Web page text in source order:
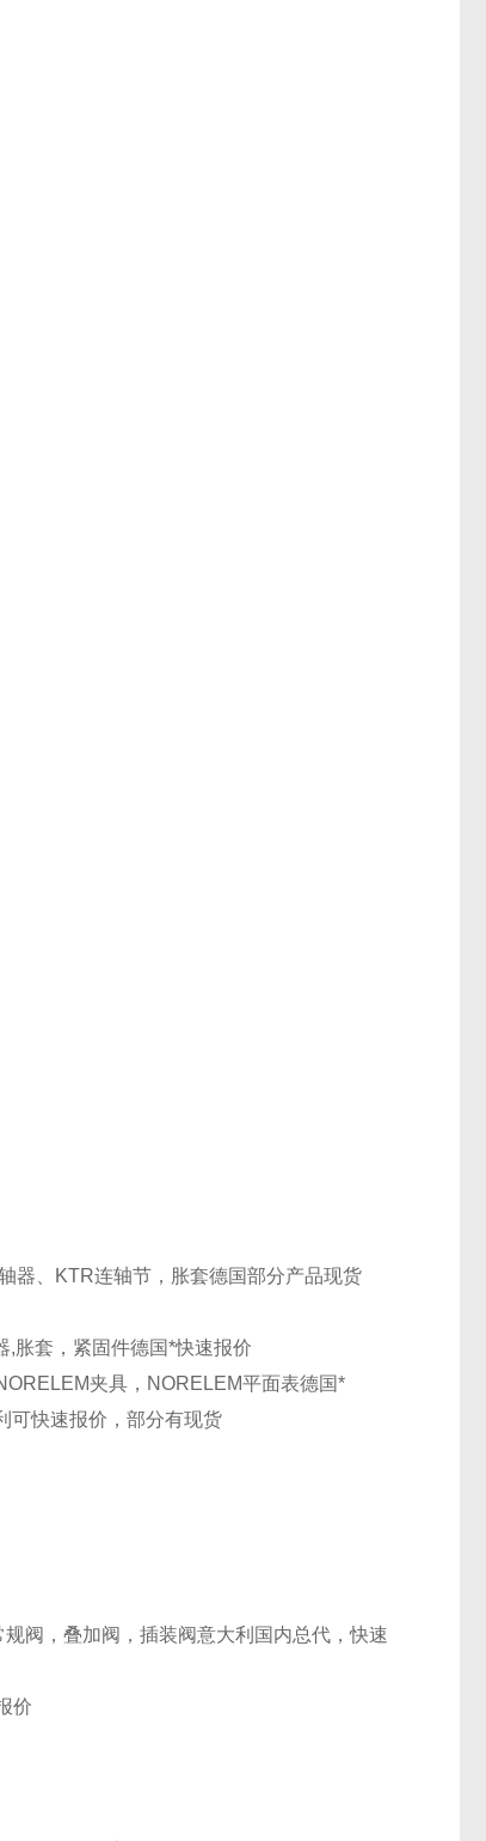
器、KTR连轴节，胀套德国部分产品现货
,胀套，紧固件德国*快速报价
夹具，NORELEM平面表德国*
可快速报价，部分有现货
阀，叠加阀，插装阀意大利 国内总代，快速
价